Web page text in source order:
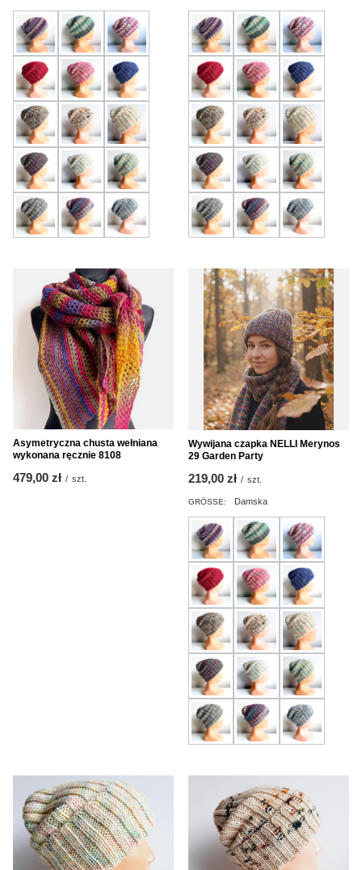
Asymetryczna chusta wełniana
wykonana ręcznie 8108
479,00 zł / szt.
Wywijana czapka NELLI Merynos
29 Garden Party
219,00 zł / szt.
GRÖSSE: Damska